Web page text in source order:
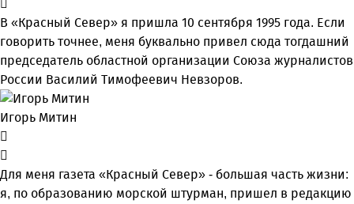
В «Красный Север» я пришла 10 сентября 1995 года. Если
говорить точнее, меня буквально привел сюда тогдашний
председатель областной организации Союза журналистов
России Василий Тимофеевич Невзоров.
Игорь Митин
Для меня газета «Красный Север» - большая часть жизни:
я, по образованию морской штурман, пришел в редакцию